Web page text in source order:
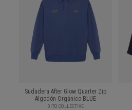
Sudadera After Glow Quarter Zip
Algodón Orgánico BLUE
DITO COLLECTIVE